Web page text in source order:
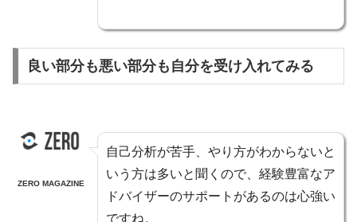
良い部分も悪い部分も自分を受け入れてみる
ZERO MAGAZINE
自己分析が苦手、やり方がわからないと
いう方は多いと聞くので、経験豊富なア
ドバイザーのサポートがあるのは心強い
ですね。